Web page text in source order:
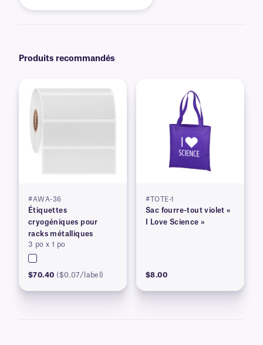
Produits recommandés
#AWA-36
Étiquettes
cryogéniques pour
racks métalliques
3 po x 1 po
$70.40 ($0.07/label)
#TOTE-1
Sac fourre-tout violet «
I Love Science »
$8.00